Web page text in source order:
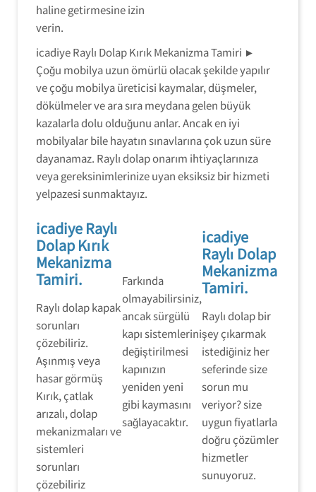
haline getirmesine izin
verin.
icadiye Raylı Dolap Kırık Mekanizma Tamiri ►
Çoğu mobilya uzun ömürlü olacak şekilde yapılır
ve çoğu mobilya üreticisi kaymalar, düşmeler,
dökülmeler ve ara sıra meydana gelen büyük
kazalarla dolu olduğunu anlar. Ancak en iyi
mobilyalar bile hayatın sınavlarına çok uzun süre
dayanamaz. Raylı dolap onarım ihtiyaçlarınıza
veya gereksinimlerinize uyan eksiksiz bir hizmeti
yelpazesi sunmaktayız.
icadiye Raylı
Dolap Kırık
Mekanizma
Tamiri.
Raylı dolap kapak
sorunları
çözebiliriz.
Aşınmış veya
hasar görmüş
Kırık, çatlak
arızalı, dolap
mekanizmaları ve
sistemleri
sorunları
çözebiliriz
Farkında
olmayabilirsiniz,
ancak sürgülü
kapı sistemlerini
değiştirilmesi
kapınızın
yeniden yeni
gibi kaymasını
sağlayacaktır.
icadiye
Raylı Dolap
Mekanizma
Tamiri.
Raylı dolap bir
şey çıkarmak
istediğiniz her
seferinde size
sorun mu
veriyor? size
uygun fiyatlarla
doğru çözümler
hizmetler
sunuyoruz.